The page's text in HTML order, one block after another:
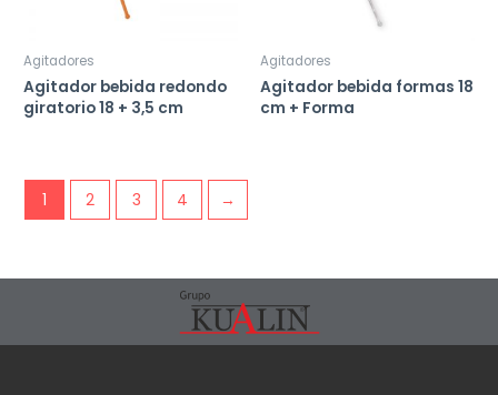
Agitadores
Agitador bebida redondo
giratorio 18 + 3,5 cm
Agitadores
Agitador bebida formas 18
cm + Forma
1 2 3 4 →